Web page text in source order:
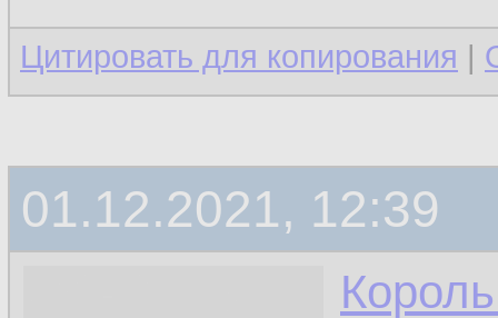
Цитировать для копирования |
01.12.2021, 12:39